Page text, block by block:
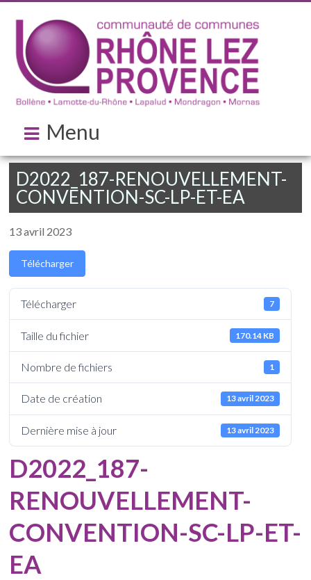
Menu
D2022_187-RENOUVELLEMENT-
CONVENTION-SC-LP-ET-EA
13 avril 2023
Télécharger
Télécharger 7
Taille du fichier 170.14 KB
Nombre de fichiers 1
Date de création 13 avril 2023
Dernière mise à jour 13 avril 2023
D2022_187-
RENOUVELLEMENT-
CONVENTION-SC-LP-ET-
EA